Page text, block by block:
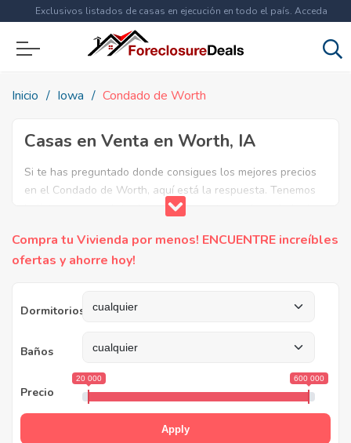
Exclusivos listados de casas en ejecución en todo el país. Acceda
ahora a
Inicio Iowa Condado de Worth
Casas en Venta en Worth, IA
Si te has preguntado donde consigues los mejores precios
en el Condado de Worth, aquí está la respuesta. Tenemos
la lista mas completa de casas en venta en el condado de
Ahorra en grande y compra casas reposeídas en el
Condado de Worth, IA.
Compra tu Vivienda por menos! ENCUENTRE increíbles
ofertas y ahorre hoy!
Dormitorios
Baños
Precio
20 000 600 000
Apply